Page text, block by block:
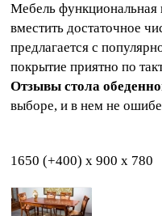
Мебель функциональная
вместить достаточное
предлагается с
покрытие приятно по
Отзывы стола
выборе, и в нем не
1650 (+400) х 900 х